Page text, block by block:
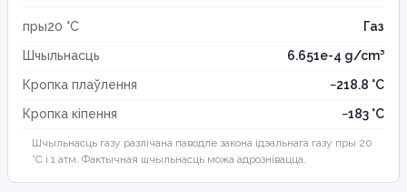
пры20 °C
Газ
Шчыльнасць
6.651e-4 g/cm³
Кропка плаўлення
−218.8 °C
Кропка кіпення
−183 °C
Шчыльнасць газу разлічана паводле закона ідэальнага газу пры 20
°C і 1 атм. Фактычная шчыльнасць можа адрознівацца.